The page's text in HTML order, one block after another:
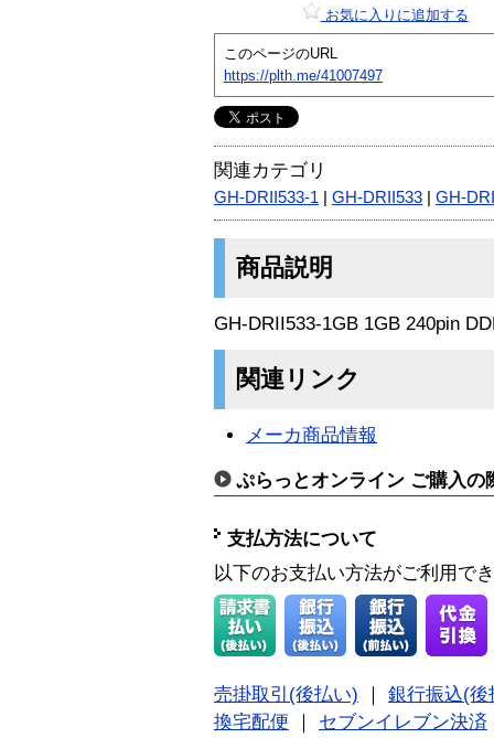
お気に入りに追加する
このページのURL
https://plth.me/41007497
関連カテゴリ
GH-DRII533-1 GH-DRII533 GH-
商品説明
GH-DRII533-1GB 1GB 240pin
関連リンク
メーカ商品情報
ぷらっとオンライン ご購入の
支払方法について
以下のお支払い方法がご利用で
売掛取引(後払い)
銀行振込(後
換宅配便
セブンイレブン決済